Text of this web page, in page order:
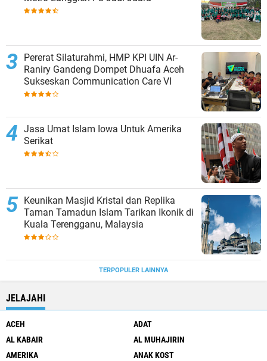
Pererat Silaturahmi, HMP KPI UIN Ar-
Raniry Gandeng Dompet Dhuafa Aceh
Sukseskan Communication Care VI
Jasa Umat Islam Iowa Untuk Amerika
Serikat
Keunikan Masjid Kristal dan Replika
Taman Tamadun Islam Tarikan Ikonik di
Kuala Terengganu, Malaysia
TERPOPULER LAINNYA
JELAJAHI
ACEH
ADAT
AL KABAIR
AL MUHAJIRIN
AMERIKA
ANAK KOST